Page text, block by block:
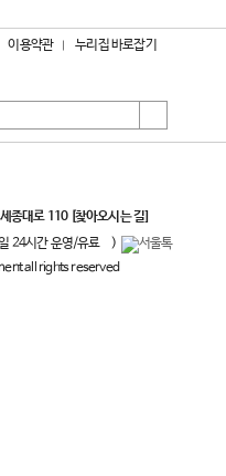
이용약관 누리집 바로잡기
종대로 110 [찾아오시는 길]
24시간 운영/유료
)
all rights reserved